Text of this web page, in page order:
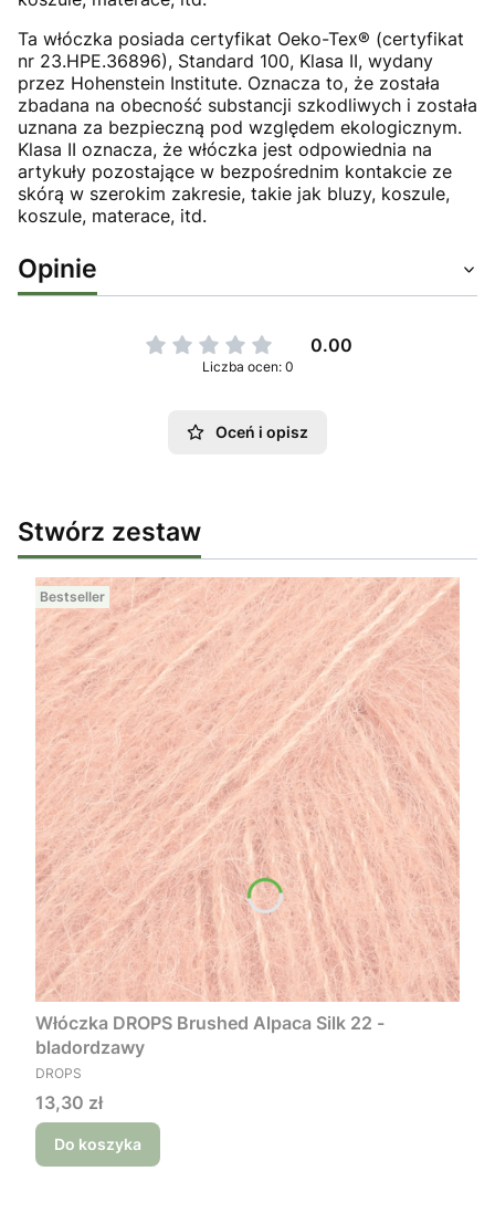
Ta włóczka posiada certyfikat Oeko-Tex® (certyfikat
nr 23.HPE.36896), Standard 100, Klasa II, wydany
przez Hohenstein Institute. Oznacza to, że została
zbadana na obecność substancji szkodliwych i została
uznana za bezpieczną pod względem ekologicznym.
Klasa II oznacza, że włóczka jest odpowiednia na
artykuły pozostające w bezpośrednim kontakcie ze
skórą w szerokim zakresie, takie jak bluzy, koszule,
koszule, materace, itd.
Opinie
0.00
Liczba ocen: 0
Oceń i opisz
Stwórz zestaw
Bestseller
Włóczka DROPS Brushed Alpaca Silk 22 -
bladordzawy
PRODUCENT
DROPS
Cena
13,30 zł
Do koszyka